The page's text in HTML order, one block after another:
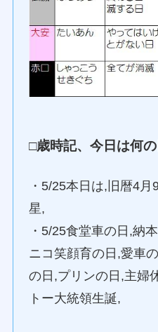
□歳時記、今日は何の
・5/25本日は,旧暦4
星,
・5/25食堂車の日,納
ニコ笑顔育の日,愛車
の日,プリンの日,主婦
トー大統領生誕,